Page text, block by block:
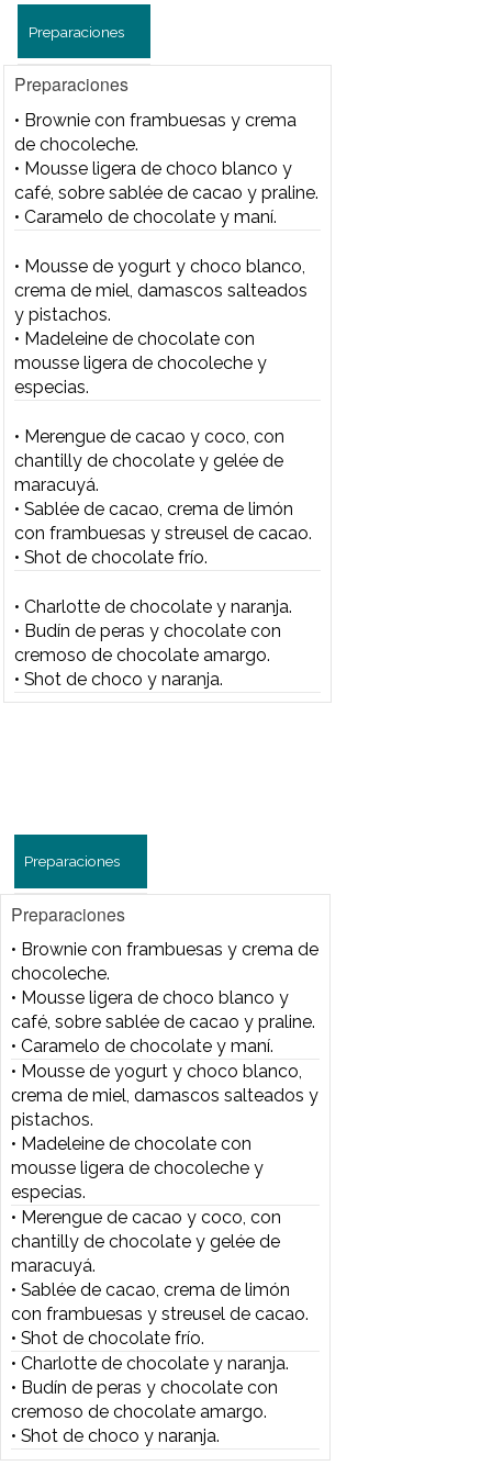
Preparaciones
Preparaciones
• Brownie con frambuesas y crema
de chocoleche.
• Mousse de yogurt y choco blanco,
crema de miel, damascos salteados
y pistachos.
• Madeleine de chocolate con
mousse ligera de chocoleche y
especias.
• Merengue de cacao y coco, con
chantilly de chocolate y gelée de
maracuyá.
• Sablée de cacao, crema de limón
con frambuesas y streusel de cacao.
• Shot de chocolate frío.
• Charlotte de chocolate y naranja.
• Budín de peras y chocolate con
cremoso de chocolate amargo.
• Shot de choco y naranja.